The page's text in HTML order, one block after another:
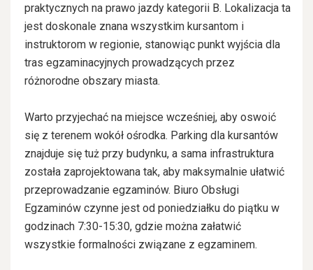
praktycznych na prawo jazdy kategorii B. Lokalizacja ta
jest doskonale znana wszystkim kursantom i
instruktorom w regionie, stanowiąc punkt wyjścia dla
tras egzaminacyjnych prowadzących przez
różnorodne obszary miasta.
Warto przyjechać na miejsce wcześniej, aby oswoić
się z terenem wokół ośrodka. Parking dla kursantów
znajduje się tuż przy budynku, a sama infrastruktura
została zaprojektowana tak, aby maksymalnie ułatwić
przeprowadzanie egzaminów. Biuro Obsługi
Egzaminów czynne jest od poniedziałku do piątku w
godzinach 7:30-15:30, gdzie można załatwić
wszystkie formalności związane z egzaminem.